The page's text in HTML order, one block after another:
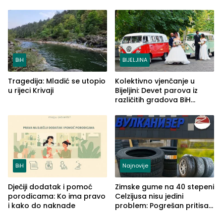
BiH
Tragedija: Mladić se utopio
u rijeci Krivaji
BIJELJINA
Kolektivno vjenčanje u
Bijeljini: Devet parova iz
različitih gradova BiH
BiH
Dječiji dodatak i pomoć
porodicama: Ko ima pravo
i kako do naknade
Najnovije
Zimske gume na 40 stepeni
Celzijusa nisu jedini
problem: Pogrešan pritisak